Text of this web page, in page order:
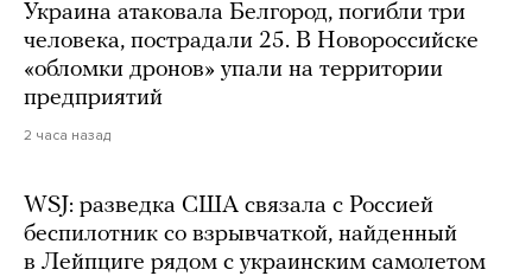
Украина атаковала Белгород, погибли три
человека, пострадали 25. В Новороссийске
«обломки дронов» упали на территории
предприятий
2 часа назад
WSJ: разведка США связала с Россией
беспилотник со взрывчаткой, найденный
в Лейпциге рядом с украинским самолетом